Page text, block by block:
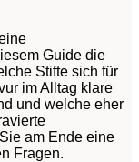
Guide die
Stifte sich für
im Alltag klare
und welche eher
am Ende eine
Fragen.